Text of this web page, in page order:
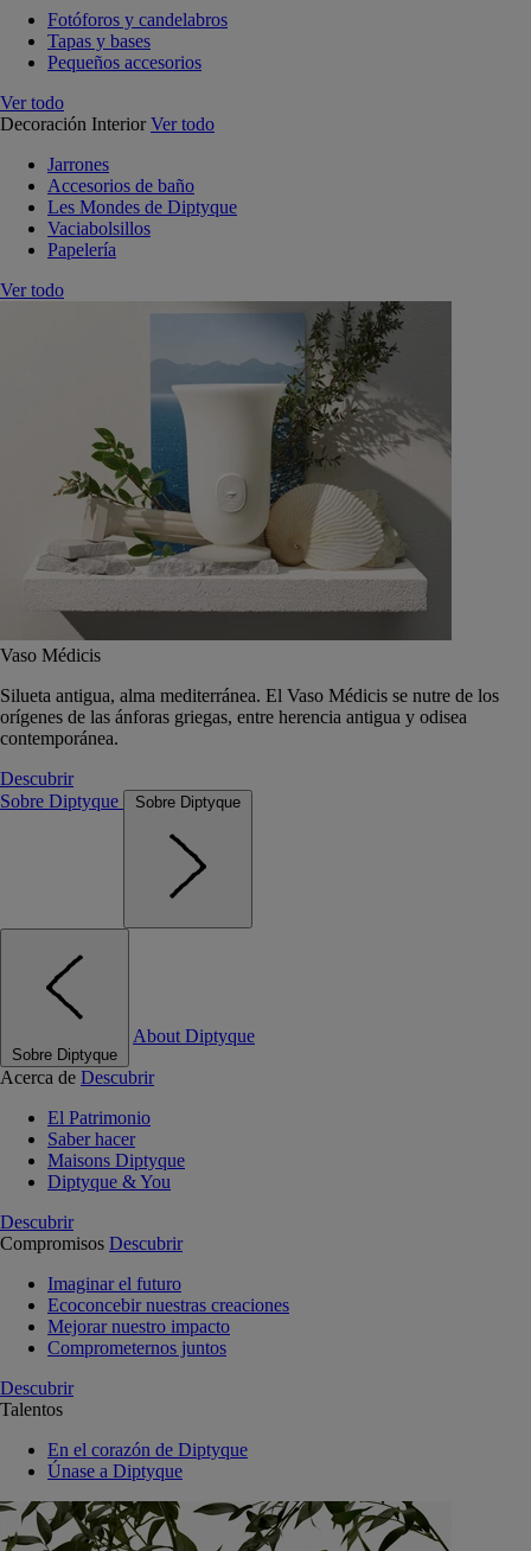
Fotóforos y candelabros
Tapas y bases
Pequeños accesorios
Ver todo
Decoración Interior Ver todo
Jarrones
Accesorios de baño
Les Mondes de Diptyque
Vaciabolsillos
Papelería
Ver todo
Vaso Médicis
Silueta antigua, alma mediterránea. El Vaso Médicis se nutre de los
orígenes de las ánforas griegas, entre herencia antigua y odisea
contemporánea.
Descubrir
Sobre Diptyque
Sobre Diptyque
Sobre Diptyque
About Diptyque
Acerca de Descubrir
El Patrimonio
Saber hacer
Maisons Diptyque
Diptyque & You
Descubrir
Compromisos Descubrir
Imaginar el futuro
Ecoconcebir nuestras creaciones
Mejorar nuestro impacto
Comprometernos juntos
Descubrir
Talentos
En el corazón de Diptyque
Únase a Diptyque